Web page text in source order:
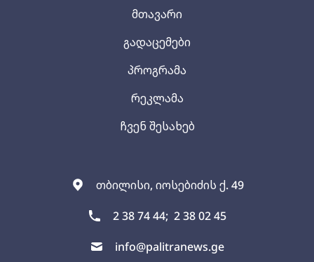
თბილისი, იოსებიძის ქ. 49
2 38 74 44; 2 38 02 45
info@palitranews.ge
მთავარი
გადაცემები
პროგრამა
რეკლამა
ჩვენ შესახებ